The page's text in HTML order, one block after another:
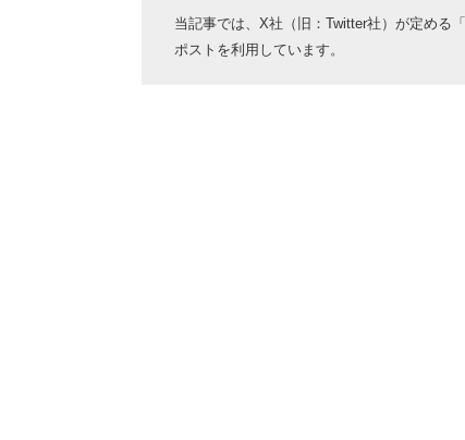
当記事では、X社（旧：Twitter社）が定める「
ポストを利用しています。